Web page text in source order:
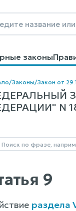
законы
Образцы
/Законы/Закон от
N
9
раздела